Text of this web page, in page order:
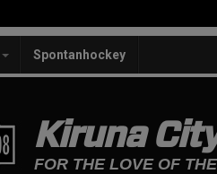
Spontanhockey
Kiruna
FOR THE LOVE OF